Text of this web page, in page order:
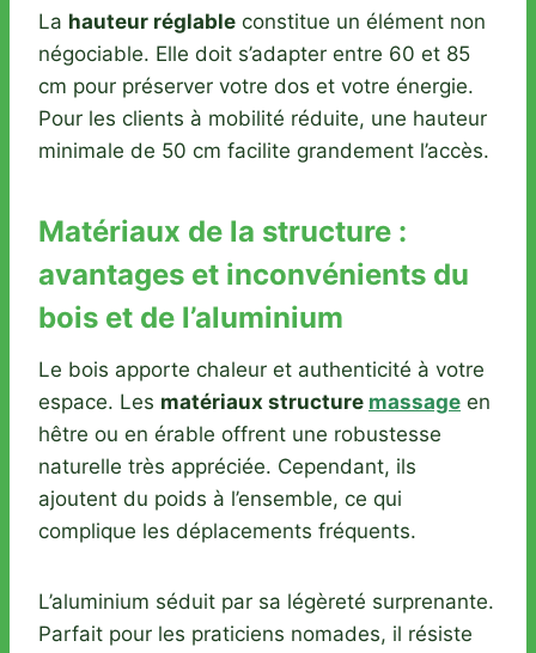
La hauteur réglable constitue un élément non
négociable. Elle doit s’adapter entre 60 et 85
cm pour préserver votre dos et votre énergie.
Pour les clients à mobilité réduite, une hauteur
minimale de 50 cm facilite grandement l’accès.
Matériaux de la structure :
avantages et inconvénients du
bois et de l’aluminium
Le bois apporte chaleur et authenticité à votre
espace. Les matériaux structure massage en
hêtre ou en érable offrent une robustesse
naturelle très appréciée. Cependant, ils
ajoutent du poids à l’ensemble, ce qui
complique les déplacements fréquents.
L’aluminium séduit par sa légèreté surprenante.
Parfait pour les praticiens nomades, il résiste